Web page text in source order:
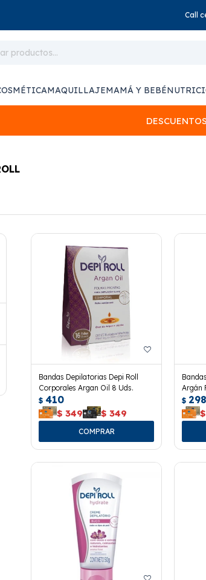
Call
MAQUILLAJEMAMÁ Y BEBÉ
DESCUENTOS
Bandas Depilatorias Depi Roll
Corporales Argan Oil 8 Uds.
$ 410
$ 349 $ 349
Argán
$ 298
$